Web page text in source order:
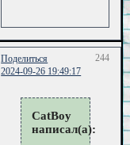
Поделиться
244
2024-09-26 19:49:17
CatBoy
написал(а):